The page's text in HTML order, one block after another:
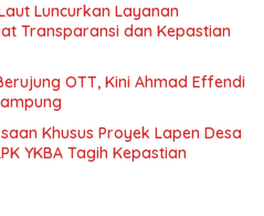
Luncurkan Layanan
Transparansi dan Kepastian
OTT, Kini Ahmad Effendi
Khusus Proyek Lapen Desa
YKBA Tagih Kepastian